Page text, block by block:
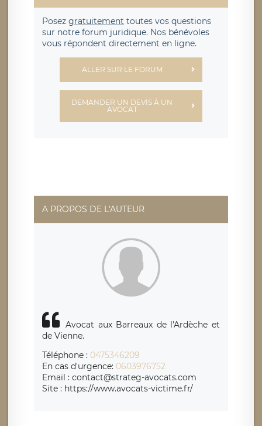
Posez gratuitement toutes vos questions
sur notre forum juridique. Nos bénévoles
vous répondent directement en ligne.
ALLER SUR LE FORUM
DEMANDER UN DEVIS À UN
AVOCAT
A PROPOS DE L'AUTEUR
Avocat aux Barreaux de l'Ardèche et
de Vienne.
Téléphone : 0475346209
En cas d'urgence: 0603976752
Email : contact@strateg-avocats.com
Site : https://www.avocats-victime.fr/